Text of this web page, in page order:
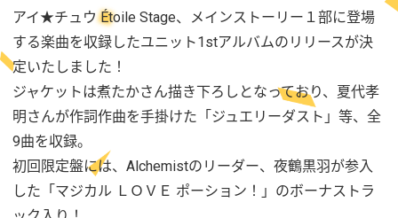
アイ★チュウ Étoile Stage、メインストーリー１部に登場
する楽曲を収録したユニット1stアルバムのリリースが決
定いたしました！
ジャケットは煮たかさん描き下ろしとなっており、夏代孝
明さんが作詞作曲を手掛けた「ジュエリーダスト」等、全
9曲を収録。
初回限定盤には、Alchemistのリーダー、夜鶴黒羽が参入
した「マジカル ＬＯＶＥ ポーション！」のボーナストラ